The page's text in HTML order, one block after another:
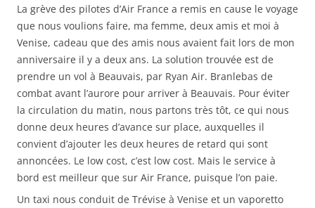
La grève des pilotes d’Air France a remis en cause le voyage
que nous voulions faire, ma femme, deux amis et moi à
Venise, cadeau que des amis nous avaient fait lors de mon
anniversaire il y a deux ans. La solution trouvée est de
prendre un vol à Beauvais, par Ryan Air. Branlebas de
combat avant l’aurore pour arriver à Beauvais. Pour éviter
la circulation du matin, nous partons très tôt, ce qui nous
donne deux heures d’avance sur place, auxquelles il
convient d’ajouter les deux heures de retard qui sont
annoncées. Le low cost, c’est low cost. Mais le service à
bord est meilleur que sur Air France, puisque l’on paie.
Un taxi nous conduit de Trévise à Venise et un vaporetto